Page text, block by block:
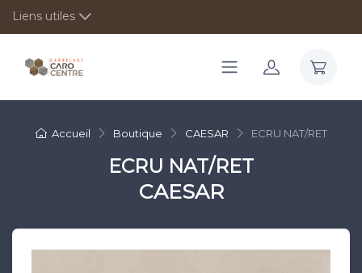
Liens utiles
Accueil Boutique CAESAR ECRU NAT/RET
ECRU NAT/RET
CAESAR